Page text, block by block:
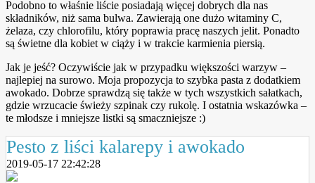
Podobno to właśnie liście posiadają więcej dobrych dla nas
składników, niż sama bulwa. Zawierają one dużo witaminy C,
żelaza, czy chlorofilu, który poprawia pracę naszych jelit. Ponadto
są świetne dla kobiet w ciąży i w trakcie karmienia piersią.
Jak je jeść? Oczywiście jak w przypadku większości warzyw –
najlepiej na surowo. Moja propozycja to szybka pasta z dodatkiem
awokado. Dobrze sprawdzą się także w tych wszystkich sałatkach,
gdzie wrzucacie świeży szpinak czy rukolę. I ostatnia wskazówka –
te młodsze i mniejsze listki są smaczniejsze :)
Pesto z liści kalarepy i awokado
2019-05-17 22:42:28